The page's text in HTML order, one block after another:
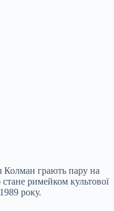
Колман грають пару на
римейком культової
року.